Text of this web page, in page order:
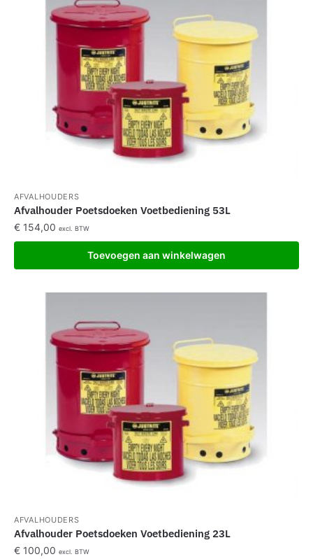
AFVALHOUDERS
Afvalhouder Poetsdoeken Voetbediening 53L
€ 154,00 excl. BTW
Toevoegen aan winkelwagen
AFVALHOUDERS
Afvalhouder Poetsdoeken Voetbediening 23L
€ 100,00 excl. BTW